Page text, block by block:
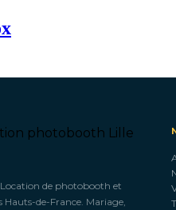
Location de photobooth et
Hauts-de-France. Mariage,